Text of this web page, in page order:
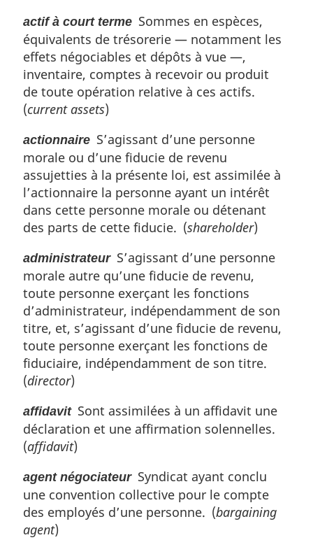
actif à court terme Sommes en espèces,
équivalents de trésorerie — notamment les
effets négociables et dépôts à vue —,
inventaire, comptes à recevoir ou produit
de toute opération relative à ces actifs.
(current assets)
actionnaire S’agissant d’une personne
morale ou d’une fiducie de revenu
assujetties à la présente loi, est assimilée à
l’actionnaire la personne ayant un intérêt
dans cette personne morale ou détenant
des parts de cette fiducie. (shareholder)
administrateurS’agissant d’une personne
morale autre qu’une fiducie de revenu,
toute personne exerçant les fonctions
d’administrateur, indépendamment de son
titre, et, s’agissant d’une fiducie de revenu,
toute personne exerçant les fonctions de
fiduciaire, indépendamment de son titre.
(director)
affidavitSont assimilées à un affidavit une
déclaration et une affirmation solennelles.
(affidavit)
agent négociateurSyndicat ayant conclu
une convention collective pour le compte
des employés d’une personne. (bargaining
agent)